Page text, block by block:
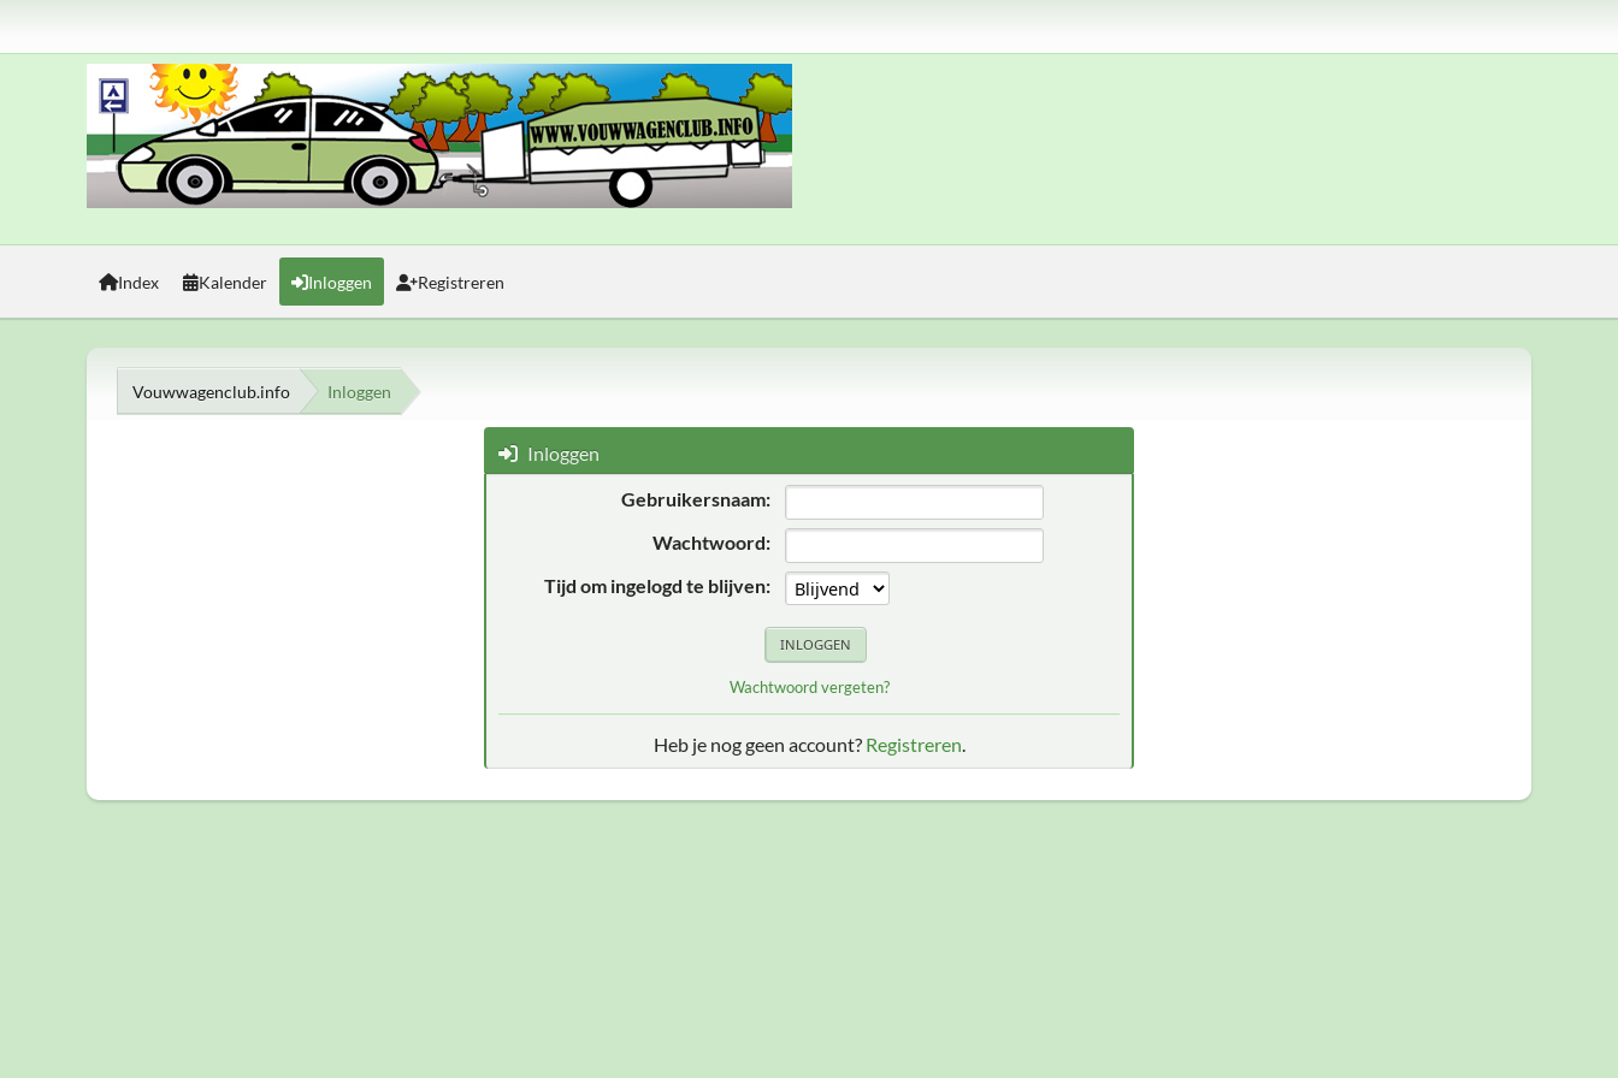
Index Kalender Inloggen Registreren
Vouwwagenclub.info Inloggen
Inloggen
Gebruikersnaam:
Wachtwoord:
Tijd om ingelogd te blijven:
Wachtwoord vergeten?
Heb je nog geen account? Registreren